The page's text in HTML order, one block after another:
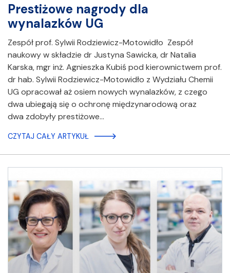
Prestiżowe nagrody dla
wynalazków UG
Zespół prof. Sylwii Rodziewicz-Motowidło Zespół
naukowy w składzie dr Justyna Sawicka, dr Natalia
Karska, mgr inż. Agnieszka Kubiś pod kierownictwem prof.
dr hab. Sylwii Rodziewicz-Motowidło z Wydziału Chemii
UG opracował aż osiem nowych wynalazków, z czego
dwa ubiegają się o ochronę międzynarodową oraz
dwa zdobyły prestiżowe…
CZYTAJ CAŁY ARTYKUŁ